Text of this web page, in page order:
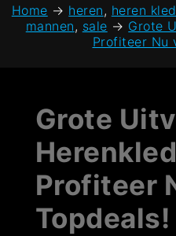
Home → heren, heren
mannen, sale → Grote
Profiteer Nu
Grote
Profiteer
Topdeals!